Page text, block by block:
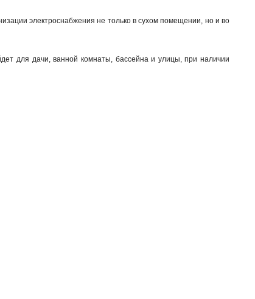
электроснабжения не только в сухом помещении, но и во
для дачи, ванной комнаты, бассейна и улицы, при наличии